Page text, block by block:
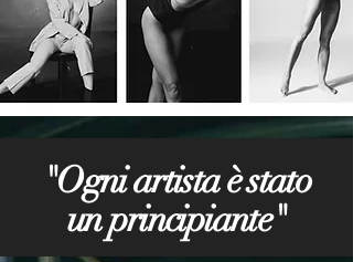
"Ogni artista è stato
un principiante"